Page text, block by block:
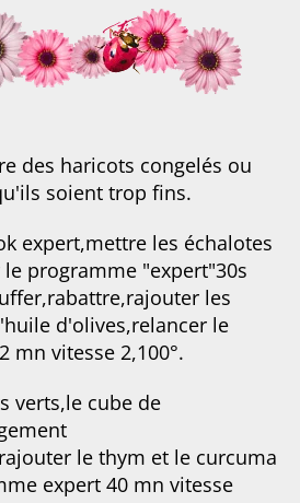
des haricots congelés ou
soient trop fins.
expert,mettre les échalotes
programme "expert"30s
les
d'olives,relancer le
mn vitesse 2,100°.
verts,le cube de
le thym et le curcuma
expert 40 mn vitesse